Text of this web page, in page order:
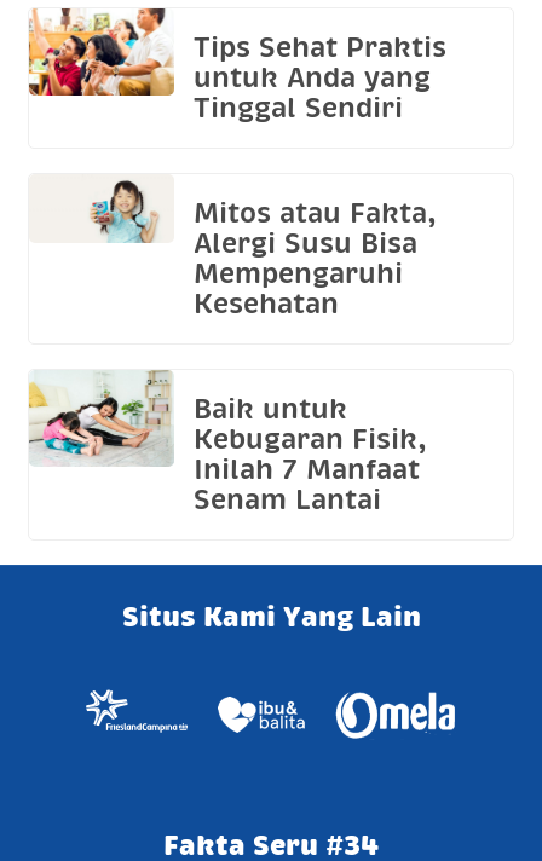
Tips Sehat Praktis
untuk Anda yang
Tinggal Sendiri
Mitos atau Fakta,
Alergi Susu Bisa
Mempengaruhi
Kesehatan
Baik untuk
Kebugaran Fisik,
Inilah 7 Manfaat
Senam Lantai
Situs Kami Yang Lain
Fakta Seru #34